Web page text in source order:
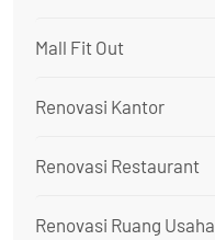
Mall Fit Out
Renovasi Kantor
Renovasi Restaurant
Renovasi Ruang Usaha